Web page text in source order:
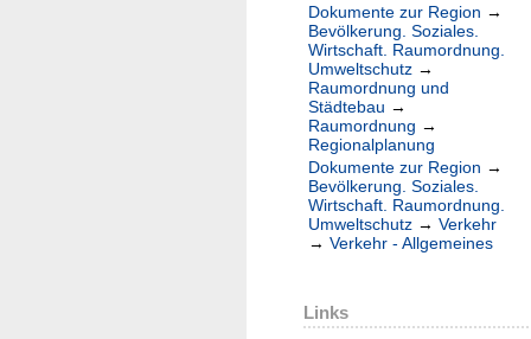
Dokumente zur Region →
Bevölkerung. Soziales.
Wirtschaft. Raumordnung.
Umweltschutz →
Raumordnung und
Städtebau →
Raumordnung →
Regionalplanung
Dokumente zur Region →
Bevölkerung. Soziales.
Wirtschaft. Raumordnung.
Umweltschutz → Verkehr
→ Verkehr - Allgemeines
Links